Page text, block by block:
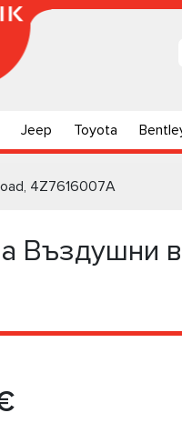
Jeep Toyota
4Z7616007A
Въздушни